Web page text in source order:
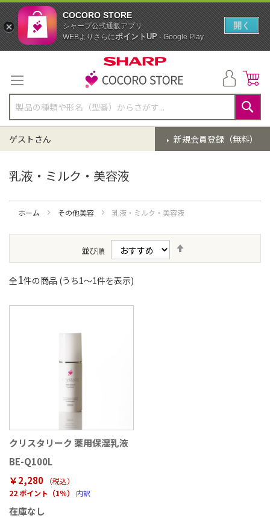
テ
ン
ツ
に
ス
キ
ッ
検
索
新規会員登録（無料）
ゲストさん
乳液・ミルク・美容液
ホーム その他美容 乳液・ミルク・美容液
並び順
全1件の商品 (うち1〜1件を表示)
クリスタリーク 薬用保湿乳液
BE-Q100L
￥2,280
（税込）
22 ポイント（1％）
内訳
在庫なし
COCORO STORE
シャープ公式通販アプリ
WEBよりさらにポイントUP- Google Play
開く